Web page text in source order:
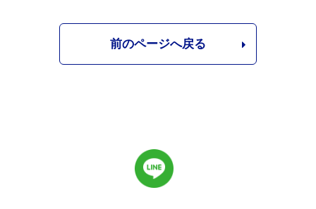
前のページへ戻る